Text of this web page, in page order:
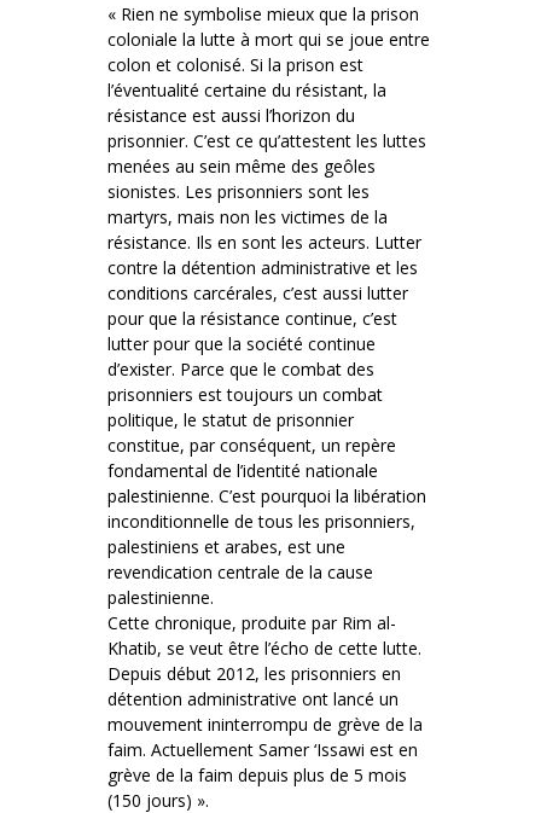
« Rien ne symbolise mieux que la prison
coloniale la lutte à mort qui se joue entre
colon et colonisé. Si la prison est
l’éventualité certaine du résistant, la
résistance est aussi l’horizon du
prisonnier. C’est ce qu’attestent les luttes
menées au sein même des geôles
sionistes. Les prisonniers sont les
martyrs, mais non les victimes de la
résistance. Ils en sont les acteurs. Lutter
contre la détention administrative et les
conditions carcérales, c’est aussi lutter
pour que la résistance continue, c’est
lutter pour que la société continue
d’exister. Parce que le combat des
prisonniers est toujours un combat
politique, le statut de prisonnier
constitue, par conséquent, un repère
fondamental de l’identité nationale
palestinienne. C’est pourquoi la libération
inconditionnelle de tous les prisonniers,
palestiniens et arabes, est une
revendication centrale de la cause
palestinienne.
Cette chronique, produite par Rim al-
Khatib, se veut être l’écho de cette lutte.
Depuis début 2012, les prisonniers en
détention administrative ont lancé un
mouvement ininterrompu de grève de la
faim. Actuellement Samer ‘Issawi est en
grève de la faim depuis plus de 5 mois
(150 jours) ».